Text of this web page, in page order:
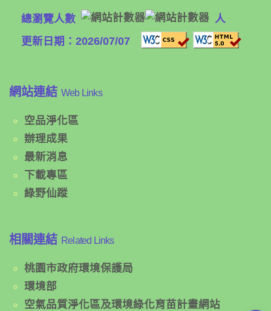
總瀏覽人數
人
更新日期：2026/07/07
網站連結 Web Links
空品淨化區
辦理成果
最新消息
下載專區
綠野仙蹤
相關連結 Related Links
桃園市政府環境保護局
環境部
空氣品質淨化區及環境綠化育苗計畫網站